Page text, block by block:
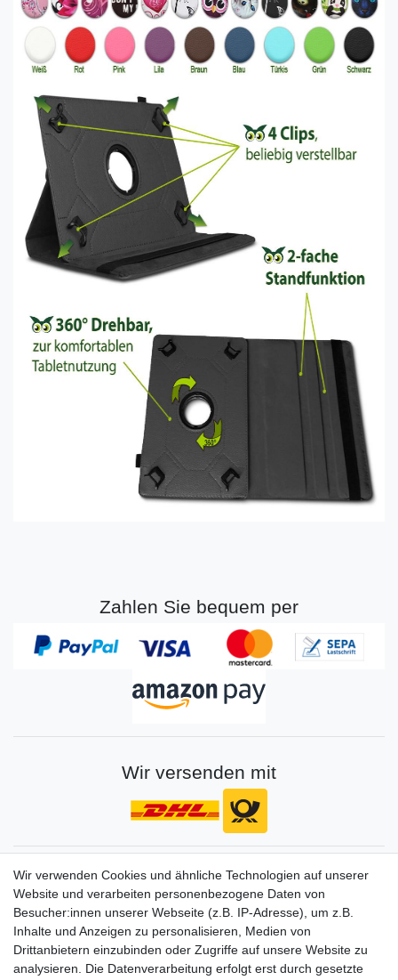
Zahlen Sie bequem per
Wir versenden mit
Gerne halten wir sie auf dem Laufenden
VORNAME NACHNAME
Newsletter
Honig
Wir verwenden Cookies und ähnliche Technologien auf unserer
Website und verarbeiten personenbezogene Daten von
Besucher:innen unserer Webseite (z.B. IP-Adresse), um z.B.
Inhalte und Anzeigen zu personalisieren, Medien von
Drittanbietern einzubinden oder Zugriffe auf unsere Website zu
analysieren. Die Datenverarbeitung erfolgt erst durch gesetzte